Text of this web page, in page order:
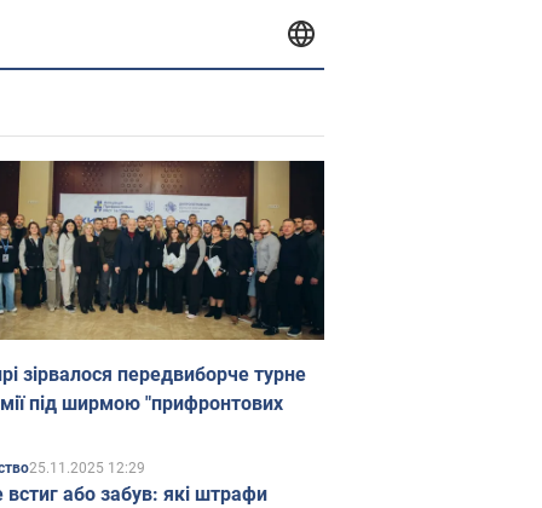
зірвалося передвиборче турне
під ширмою "прифронтових
25.11.2025 12:29
встиг або забув: які штрафи